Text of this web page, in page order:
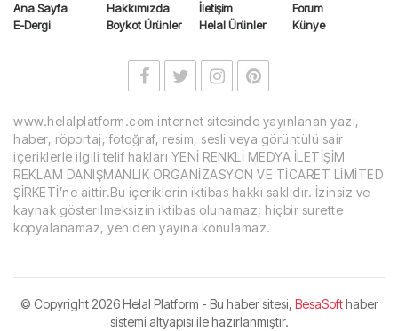
Ana Sayfa Hakkımızda İletişim
Forum
E-Dergi
Boykot Ürünler Helal Ürünler Künye
www.helalplatform.com internet sitesinde yayınlanan yazı,
haber, röportaj, fotoğraf, resim, sesli veya görüntülü sair
içeriklerle ilgili telif hakları YENİ RENKLİ MEDYA İLETİŞİM
REKLAM DANIŞMANLIK ORGANİZASYON VE TİCARET LİMİTED
ŞİRKETİ’ne aittir.Bu içeriklerin iktibas hakkı saklıdır. İzinsiz ve
kaynak gösterilmeksizin iktibas olunamaz; hiçbir surette
kopyalanamaz, yeniden yayına konulamaz.
© Copyright2026 Helal Platform - Bu haber sitesi, BesaSofthaber
sistemi altyapısı ile hazırlanmıştır.